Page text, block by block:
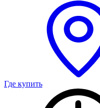
Где купить